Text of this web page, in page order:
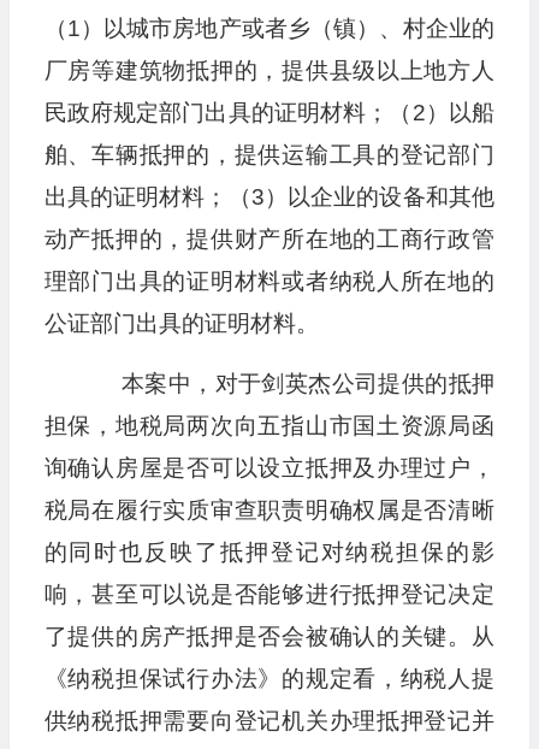
（1）以城市房地产或者乡（镇）、村企业的
厂房等建筑物抵押的，提供县级以上地方人
民政府规定部门出具的证明材料；（2）以船
舶、车辆抵押的，提供运输工具的登记部门
出具的证明材料；（3）以企业的设备和其他
动产抵押的，提供财产所在地的工商行政管
理部门出具的证明材料或者纳税人所在地的
公证部门出具的证明材料。
本案中，对于剑英杰公司提供的抵押
担保，地税局两次向五指山市国土资源局函
询确认房屋是否可以设立抵押及办理过户，
税局在履行实质审查职责明确权属是否清晰
的同时也反映了抵押登记对纳税担保的影
响，甚至可以说是否能够进行抵押登记决定
了提供的房产抵押是否会被确认的关键。从
《纳税担保试行办法》的规定看，纳税人提
供纳税抵押需要向登记机关办理抵押登记并